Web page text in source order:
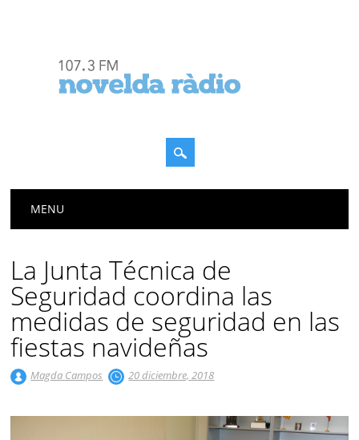
Menú principal
MENU
La Junta Técnica de
Seguridad coordina las
medidas de seguridad en las
fiestas navideñas
Magda Campos 20 diciembre, 2018